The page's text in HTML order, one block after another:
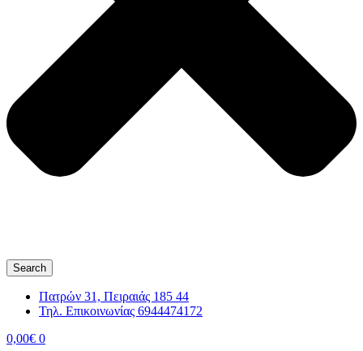
Search
Πατρών 31, Πειραιάς 185 44
Τηλ. Επικοινωνίας 6944474172
0,00€ 0